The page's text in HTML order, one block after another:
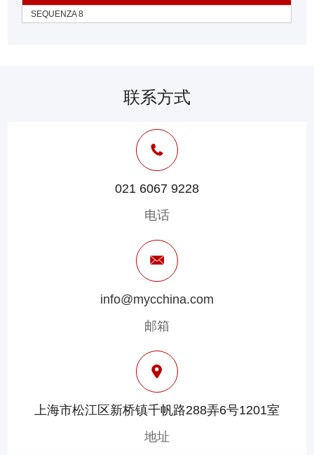
SEQUENZA 8
联系方式
021 6067 9228
电话
info@mycchina.com
邮箱
上海市松江区新桥镇千帆路288弄6号1201室
地址